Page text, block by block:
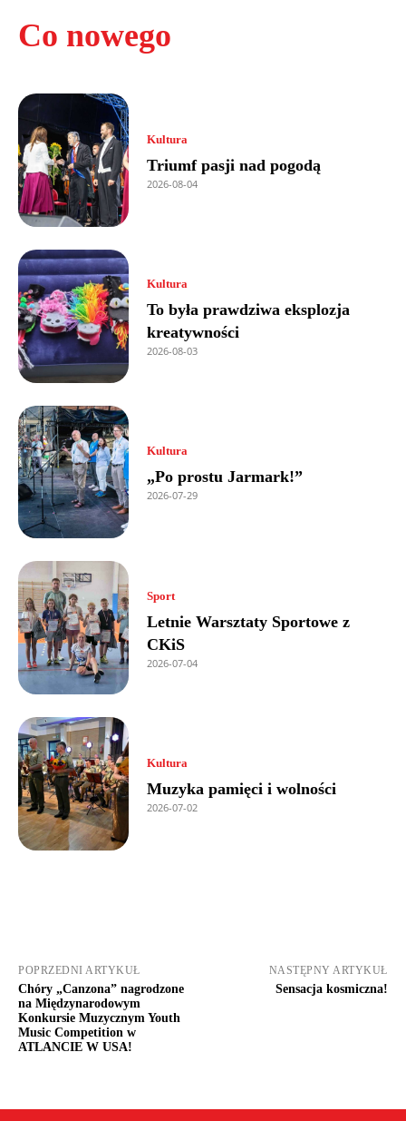
Co nowego
Kultura
Triumf pasji nad pogodą
2026-08-04
Kultura
To była prawdziwa eksplozja
kreatywności
2026-08-03
Kultura
„Po prostu Jarmark!”
2026-07-29
Sport
Letnie Warsztaty Sportowe z
CKiS
2026-07-04
Kultura
Muzyka pamięci i wolności
2026-07-02
POPRZEDNI ARTYKUŁ
Chóry „Canzona” nagrodzone
na Międzynarodowym
Konkursie Muzycznym Youth
Music Competition w
ATLANCIE W USA!
NASTĘPNY ARTYKUŁ
Sensacja kosmiczna!